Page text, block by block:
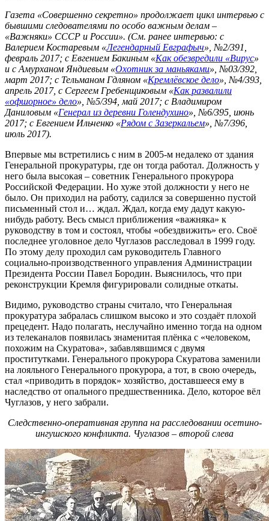
Газета «Совершенно секретно» продолжает цикл интервью с
бывшими следователями по особо важным делам –
«Важняки» СССР и России». (См. ранее интервью: с
Валерием Костаревым «Легендарный Евграфыч», №2/391,
февраль 2017; с Евгением Бакиным «Как обезвредили «Вирус»
и с Амурханом Яндиевым «Охотник за маньяками», №03/392,
март 2017; с Тельманом Гдляном «Кремлёвское дело», №4/393,
апрель 2017, с Сергеем Гребенщиковым «Как развалили
«офшорное» дело», №5/394, май 2017; с Владимиром
Даниловым «Генерал из деревни Голендухино», №6/395, июнь
2017; с Евгением Ильченко «Рядом с Зазеркальем», №7/396,
июль 2017).
Впервые мы встретились с ним в 2005-м недалеко от здания
Генеральной прокуратуры, где он тогда работал. Должность у
него была высокая – советник Генерального прокурора
Российской Федерации. Но хуже этой должности у него не
было. Он приходил на работу, садился за совершенно пустой
письменный стол и… ждал. Ждал, когда ему дадут какую-
нибудь работу. Весь смысл приближения «важняка» к
руководству в том и состоял, чтобы «обездвижить» его. Своё
последнее уголовное дело Чуглазов расследовал в 1999 году.
По этому делу проходил сам руководитель Главного
социально-производственного управления Администрации
Президента России Павел Бородин. Выяснилось, что при
реконструкции Кремля фигурировали солидные откаты.
Видимо, руководство страны считало, что Генеральная
прокуратура забралась слишком высоко и это создаёт плохой
прецедент. Надо полагать, неслучайно именно тогда на одном
из телеканалов появилась знаменитая плёнка с «человеком,
похожим на Скуратова», забавлявшимся с двумя
проститутками. Генерального прокурора Скуратова заменили
на лояльного Генерального прокурора, а тот, в свою очередь,
стал «приводить в порядок» хозяйство, доставшееся ему в
наследство от опального предшественника. Дело, которое вёл
Чуглазов, у него забрали.
Следственно-оперативная группа на расследовании осетино-
ингушского конфликта. Чуглазов – второй слева